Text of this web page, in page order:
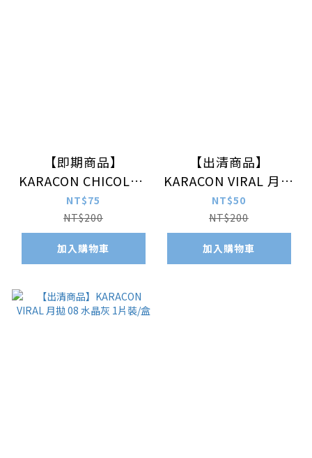
【即期商品】
KARACON CHICOLOR
38%月拋104 寂靜米 1
片裝/盒 (最近效期:
2027/01)
NT$75
NT$200
加入購物車
【出清商品】
KARACON VIRAL 月拋
09 歐珀棕 1片裝/盒
NT$50
NT$200
加入購物車